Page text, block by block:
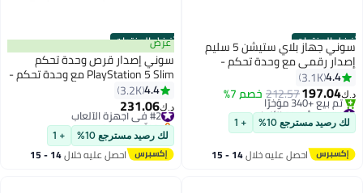
أفضل المنتجات سوني جهاز بلاي ستيشن 5 سليم
إصدار رقمي مع وحدة تحكم -
موديل جديد 2023 (الإصدار الدولي)
4.4
3.1K
د.ك‏197.04
212.57خصم 7%
#1 في أجهزة الألعاب
باقي 10 وحدات في المخزون
تم بيع +340 مؤخرًا
#1 في أجهزة الألعاب
لك رصيد مسترجع 10% + 1
احصل عليه خلال 14 - 15
أفضل المنتجات
عرض
سوني إصدار قرص وحدة تحكم
PlayStation 5 Slim مع وحدة تحكم -
موديل جديد 2023 (الإصدار الدولي)
4.4
3.2K
د.ك‏231.06
#2 في أجهزة الألعاب
بتخلّص بسرعة
#2 في أجهزة الألعاب
لك رصيد مسترجع 10% + 1
احصل عليه خلال 14 - 15